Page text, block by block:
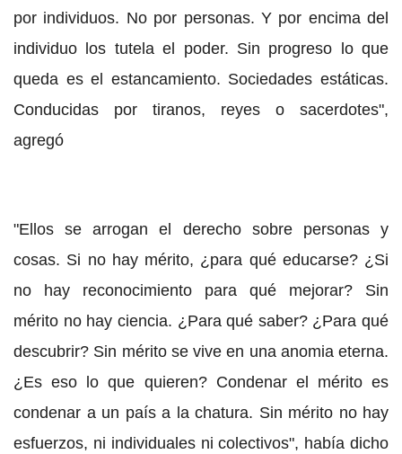
por individuos. No por personas. Y por encima del
individuo los tutela el poder. Sin progreso lo que
queda es el estancamiento. Sociedades estáticas.
Conducidas por tiranos, reyes o sacerdotes",
agregó
"Ellos se arrogan el derecho sobre personas y
cosas. Si no hay mérito, ¿para qué educarse? ¿Si
no hay reconocimiento para qué mejorar? Sin
mérito no hay ciencia. ¿Para qué saber? ¿Para qué
descubrir? Sin mérito se vive en una anomia eterna.
¿Es eso lo que quieren? Condenar el mérito es
condenar a un país a la chatura. Sin mérito no hay
esfuerzos, ni individuales ni colectivos", había dicho